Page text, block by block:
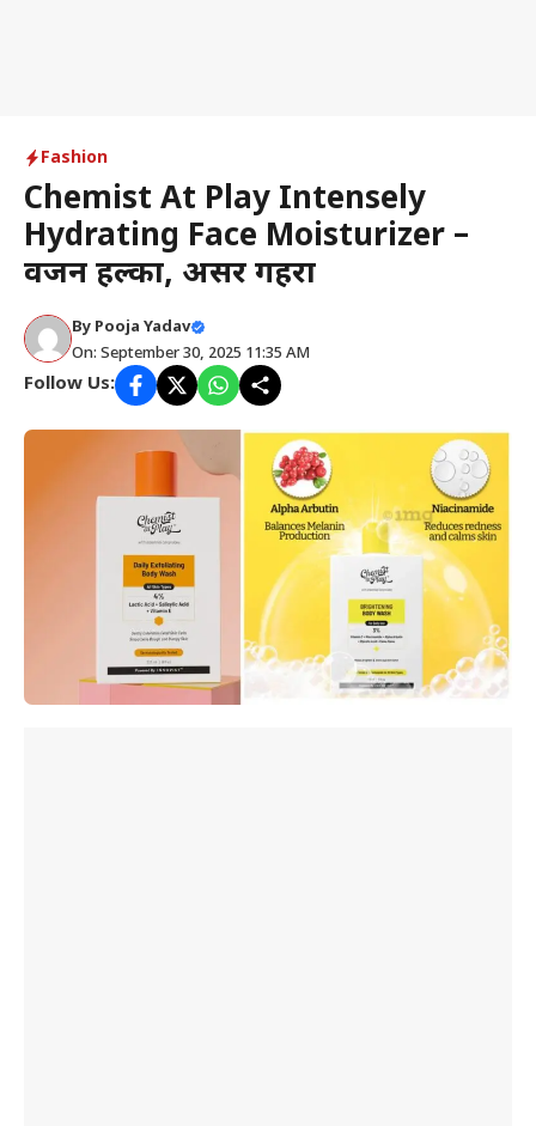
Fashion
Chemist At Play Intensely
Hydrating Face Moisturizer –
वजन हल्का, असर गहरा
By Pooja Yadav
On: September 30, 2025 11:35 AM
Follow Us: